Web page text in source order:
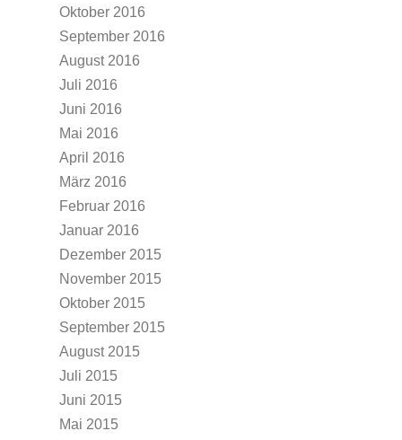
Oktober 2016
September 2016
August 2016
Juli 2016
Juni 2016
Mai 2016
April 2016
März 2016
Februar 2016
Januar 2016
Dezember 2015
November 2015
Oktober 2015
September 2015
August 2015
Juli 2015
Juni 2015
Mai 2015